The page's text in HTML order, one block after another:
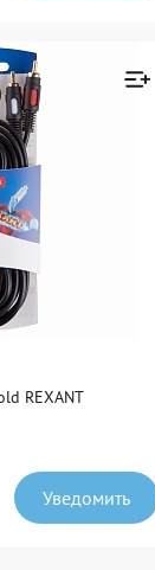
Товар добавлен к
сравнению
Перейти
REXANT
Уведомить